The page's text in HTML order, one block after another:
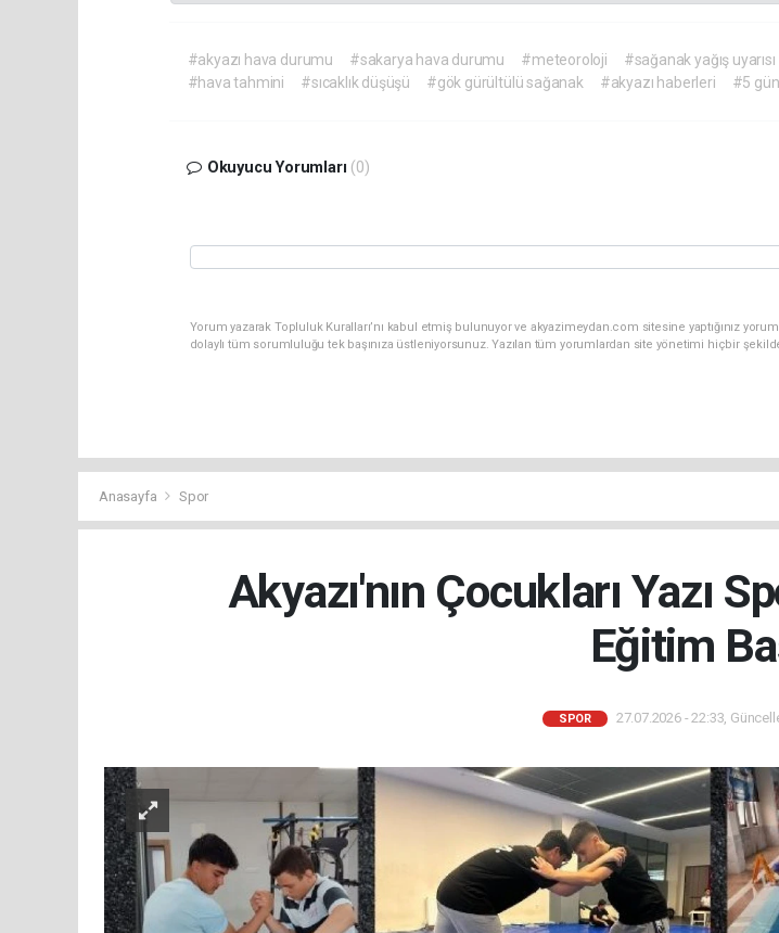
#akyazı hava durumu #sakarya hava durumu #meteoroloji #sağanak yağış uyarısı
#hava tahmini
#sıcaklık düşüşü #gök gürültülü sağanak #akyazı haberleri #5
Okuyucu Yorumları (0)
Yorum yazarak Topluluk Kuralları’nı kabul etmiş bulunuyor ve akyazimeydan.com sitesine yaptığınız
dolaylı tüm sorumluluğu tek başınıza üstleniyorsunuz. Yazılan tüm yorumlardan site yönetimi hiçbir
Anasayfa Spor
Akyazı'nın Çocukları Yazı
Eğitim
SPOR 27.07.2026 - 22:33,